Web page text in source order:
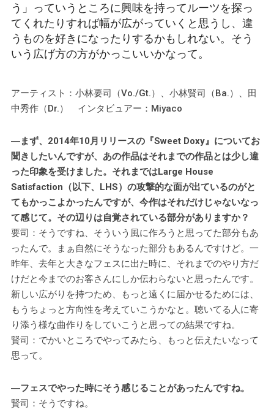
う」っていうところに興味を持ってルーツを探っ
てくれたりすれば幅が広がっていくと思うし、違
うものを好きになったりするかもしれない。そう
いう広げ方の方がかっこいいかなって。
アーティスト：小林要司（Vo./Gt.）、小林賢司（Ba.）、田
中秀作（Dr.） インタビュアー：Miyaco
―まず、2014年10月リリースの『Sweet Doxy』についてお
聞きしたいんですが、あの作品はそれまでの作品とは少し違
った印象を受けました。それまではLarge House
Satisfaction（以下、LHS）の攻撃的な面が出ているのがと
てもかっこよかったんですが、今作はそれだけじゃないなっ
て感じて。その辺りは自覚されている部分がありますか？
要司：そうですね、そういう風に作ろうと思ってた部分もあ
ったんで。まぁ自然にそうなった部分もあるんですけど。一
昨年、去年と大きなフェスに出た時に、それまでのやり方だ
けだと今までのお客さんにしか伝わらないと思ったんです。
新しい広がりを持つため、もっと遠くに届かせるためには、
もうちょっと方向性を考えていこうかなと。聴いてる人に寄
り添う様な曲作りをしていこうと思っての結果ですね。
賢司：でかいところでやってみたら、もっと伝えたいなって
思って。
―フェスでやった時にそう感じることがあったんですね。
賢司：そうですね。